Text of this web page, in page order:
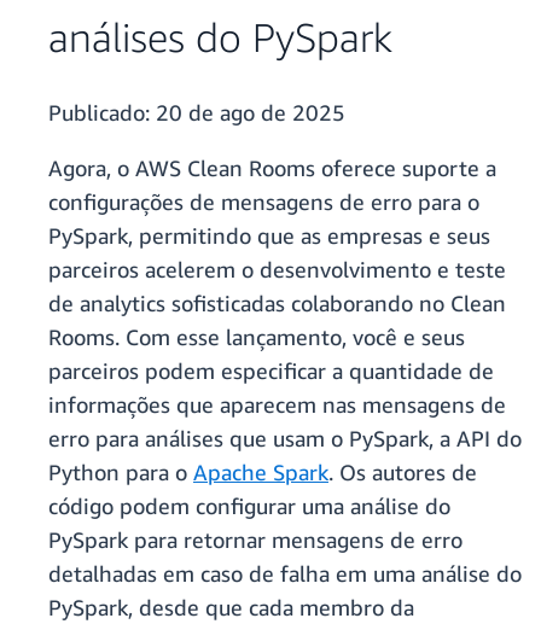
análises do PySpark
Publicado: 20 de ago de 2025
Agora, o AWS Clean Rooms oferece suporte a
configurações de mensagens de erro para o
PySpark, permitindo que as empresas e seus
parceiros acelerem o desenvolvimento e teste
de analytics sofisticadas colaborando no Clean
Rooms. Com esse lançamento, você e seus
parceiros podem especificar a quantidade de
informações que aparecem nas mensagens de
erro para análises que usam o PySpark, a API do
Python para o Apache Spark. Os autores de
código podem configurar uma análise do
PySpark para retornar mensagens de erro
detalhadas em caso de falha em uma análise do
PySpark, desde que cada membro da